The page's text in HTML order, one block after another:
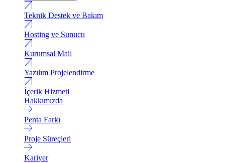
Teknik Destek ve Bakım
Hosting ve Sunucu
Kurumsal Mail
Yazılım Projelendirme
İçerik Hizmeti
Hakkımızda
Penta Farkı
Proje Süreçleri
Kariyer